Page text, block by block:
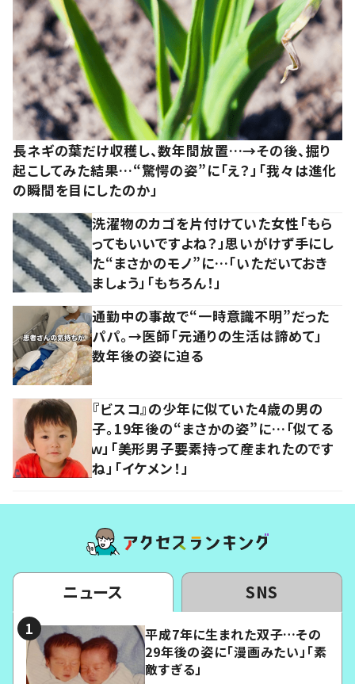
長ネギの葉だけ収穫し、数年間放置…→その後、掘り
起こしてみた結果…“驚愕の姿”に「え？」「我々は進化
の瞬間を目にしたのか」
洗濯物のカゴを片付けていた女性「もら
ってもいいですよね？」思いがけず手にし
た“まさかのモノ”に…「いただいておき
ましょう」「もちろん！」
通勤中の事故で“一時意識不明”だった
パパ。→医師「元通りの生活は諦めて」
数年後の姿に迫る
『ビスコ』の少年に似ていた4歳の男の
子。19年後の“まさかの姿”に…「似てる
ｗ」「美形男子要素持って産まれたのです
ね」「イケメン！」
ニュース SNS
平成7年に生まれた双子…その
29年後の姿に「漫画みたい」「素
敵すぎる」